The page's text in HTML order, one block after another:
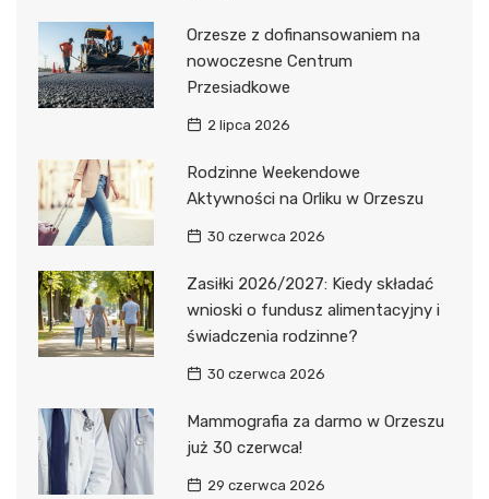
Orzesze z dofinansowaniem na
nowoczesne Centrum
Przesiadkowe
2 lipca 2026
Rodzinne Weekendowe
Aktywności na Orliku w Orzeszu
30 czerwca 2026
Zasiłki 2026/2027: Kiedy składać
wnioski o fundusz alimentacyjny i
świadczenia rodzinne?
30 czerwca 2026
Mammografia za darmo w Orzeszu
już 30 czerwca!
29 czerwca 2026